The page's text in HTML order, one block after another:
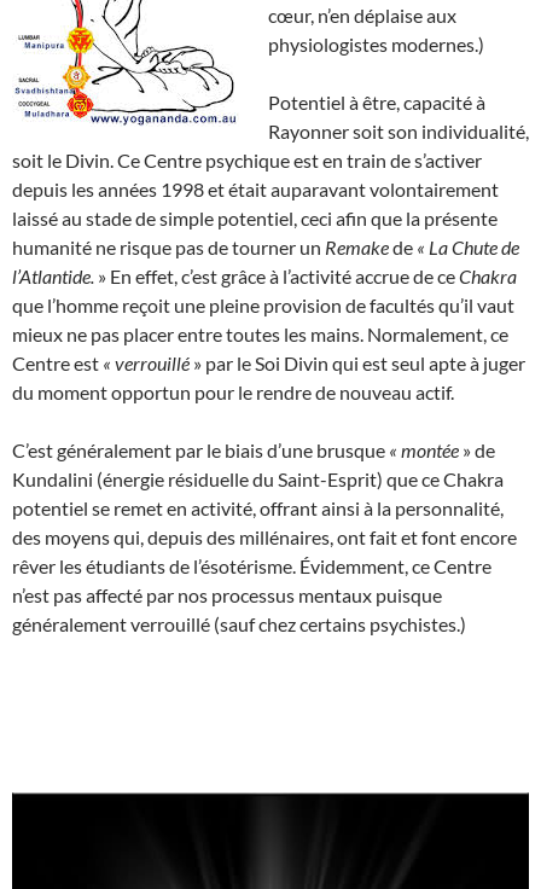
cœur, n’en déplaise aux
physiologistes modernes.)
Potentiel à être, capacité à
Rayonner soit son individualité,
soit le Divin. Ce Centre psychique est en train de s’activer
depuis les années 1998 et était auparavant volontairement
laissé au stade de simple potentiel, ceci afin que la présente
humanité ne risque pas de tourner un Remakede « La Chute de
l’Atlantide. » En effet, c’est grâce à l’activité accrue de ceChakra
que l’homme reçoit une pleine provision de facultés qu’il vaut
mieux ne pas placer entre toutes les mains. Normalement, ce
Centre est « verrouillé » par le Soi Divin qui est seul apte à juger
du moment opportun pour le rendre de nouveau actif.
C’est généralement par le biais d’une brusque « montée » de
Kundalini (énergie résiduelle du Saint-Esprit) que ce Chakra
potentiel se remet en activité, offrant ainsi à la personnalité,
des moyens qui, depuis des millénaires, ont fait et font encore
rêver les étudiants de l’ésotérisme. Évidemment, ce Centre
n’est pas affecté par nos processus mentaux puisque
généralement verrouillé (sauf chez certains psychistes.)